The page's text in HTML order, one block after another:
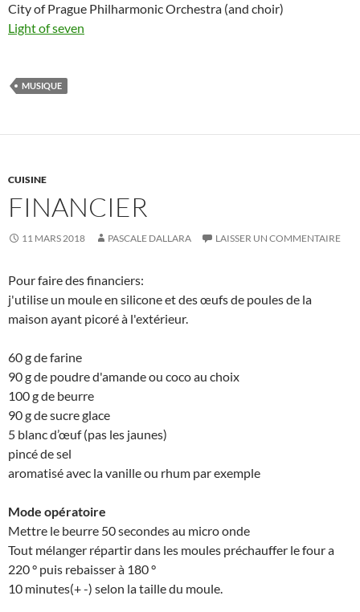
City of Prague Philharmonic Orchestra (and choir)
Light of seven
MUSIQUE
CUISINE
FINANCIER
11 MARS 2018 PASCALE DALLARA LAISSER UN COMMENTAIRE
Pour faire des financiers:
j'utilise un moule en silicone et des œufs de poules de la
maison ayant picoré à l'extérieur.
60 g de farine
90 g de poudre d'amande ou coco au choix
100 g de beurre
90 g de sucre glace
5 blanc d’œuf (pas les jaunes)
pincé de sel
aromatisé avec la vanille ou rhum par exemple
Mode opératoire
Mettre le beurre 50 secondes au micro onde
Tout mélanger répartir dans les moules préchauffer le four a
220 ° puis rebaisser à 180 °
10 minutes(+ -) selon la taille du moule.